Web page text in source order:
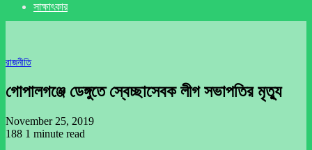
সাক্ষাৎকার
রাজনীতি
গোপালগঞ্জে ডেঙ্গুতে স্বেচ্ছাসেবক লীগ সভাপতির মৃত্যু
November 25, 2019
188 1 minute read